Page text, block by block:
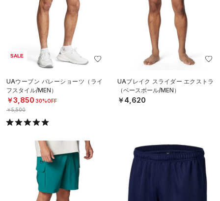
SALE
UAウーブン バレーショーツ（ライ
フスタイル/MEN）
￥3,850 30%OFF
￥5,500
UAブレイク スライダー エクストラ
（ベースボール/MEN）
￥4,620